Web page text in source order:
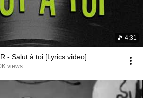
4:31
- Salut à toi [Lyrics video]
views